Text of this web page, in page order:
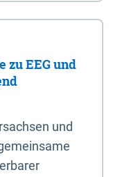
zu EEG und
und